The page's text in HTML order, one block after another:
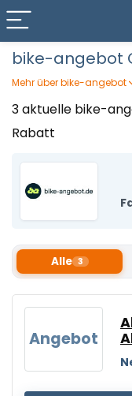
bike-angebot
Mehr über bike-angebot
Bereit für neue
angebot erwartet
Fahrrädern und E-
Dank der
profitiert ihr von
Beratung. Ein bike-
Gutscheine hilft
3 aktuelle bike-
Rabatt
Alle 3
Angebot